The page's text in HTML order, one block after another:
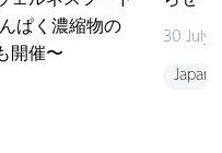
ぱく濃縮物の
開催〜
30 July
Japan